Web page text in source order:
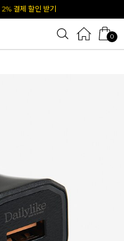
2% 결제 할인 받기
0